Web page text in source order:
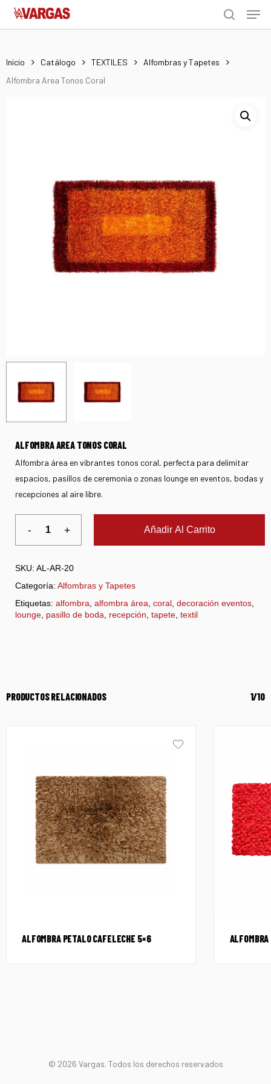
Skip
search
Menu
Inicio Catálogo TEXTILES
Alfombras y Tapetes
Alfombra Area Tonos Coral
ALFOMBRA AREA TONOS CORAL
Alfombra área en vibrantes tonos coral, perfecta para delimitar
espacios, pasillos de ceremonia o zonas lounge en eventos, bodas y
recepciones al aire libre.
Añadir Al Carrito
SKU: AL-AR-20
Categoría: Alfombras y Tapetes
Etiquetas: alfombra alfombra área coral decoración eventos
lounge pasillo de boda recepción tapete textil
PRODUCTOS RELACIONADOS 1/10
ALFOMBRA PETALO CAFELECHE 5×6
© 2026 Vargas. Todos los derechos reservados